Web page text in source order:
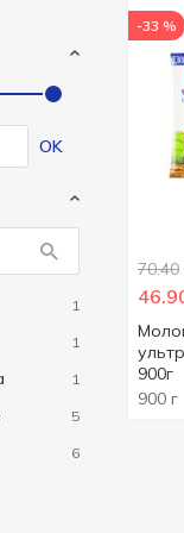
OK
1
1
1
5
6
-33 %
70.40
900г
900 г